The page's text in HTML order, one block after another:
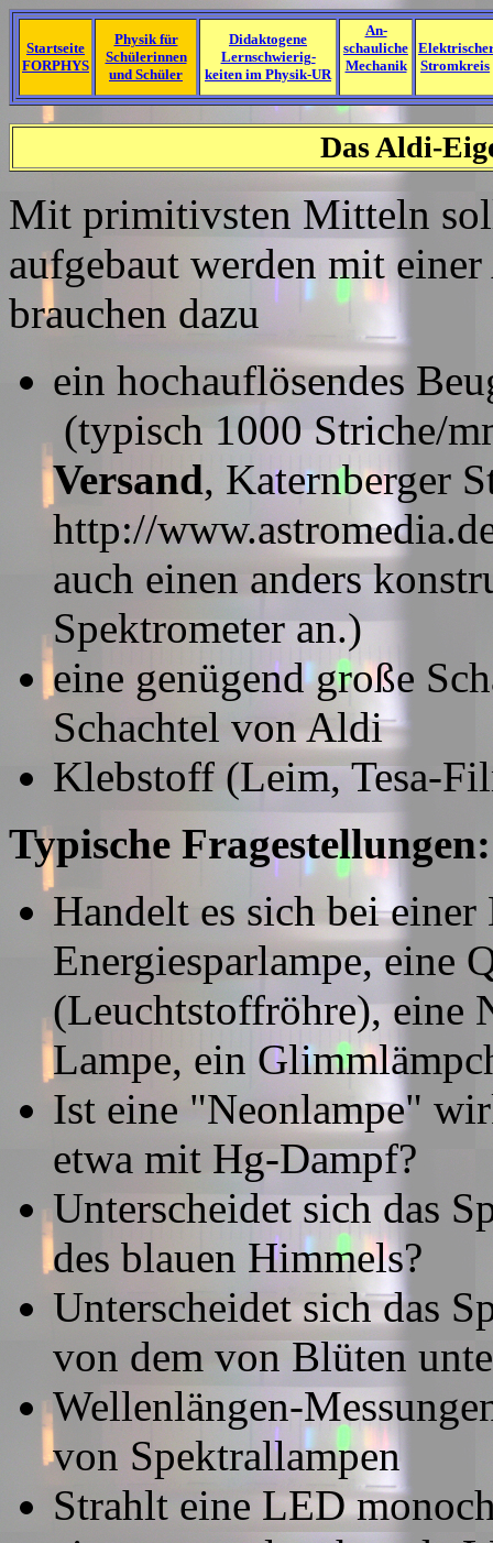
Startseite
FORPHYS
Physik für
Schülerinnen
und Schüler
Didaktogene
Lernschwierig-
keiten im Physik-UR
An-
schauliche
Mechanik
Stromkreis
Das Aldi-
Mit primitivsten Mitteln
aufgebaut werden mit
brauchen dazu
ein hochauflösendes
(typisch 1000 Striche/
Versand, Katernberger
http://
auch einen anders
Spektrometer an.)
eine genügend große
Schachtel von Aldi
Klebstoff (Leim, Tesa-
Typische Fragestellungen:
Handelt es sich bei
Energiesparlampe, eine
(Leuchtstoffröhre), eine
Lampe, ein
Ist eine "Neonlampe"
etwa mit Hg-Dampf?
Unterscheidet sich das
des blauen Himmels?
Unterscheidet sich das
von dem von Blüten
Wellenlängen-
von Spektrallampen
Strahlt eine LED